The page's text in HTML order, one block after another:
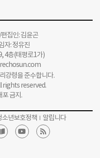
집인: 김윤곤
자: 정유진
4층(태평로1가)
강령을 준수합니다.
rights reserved.
포 금지.
소년보호정책 알립니다